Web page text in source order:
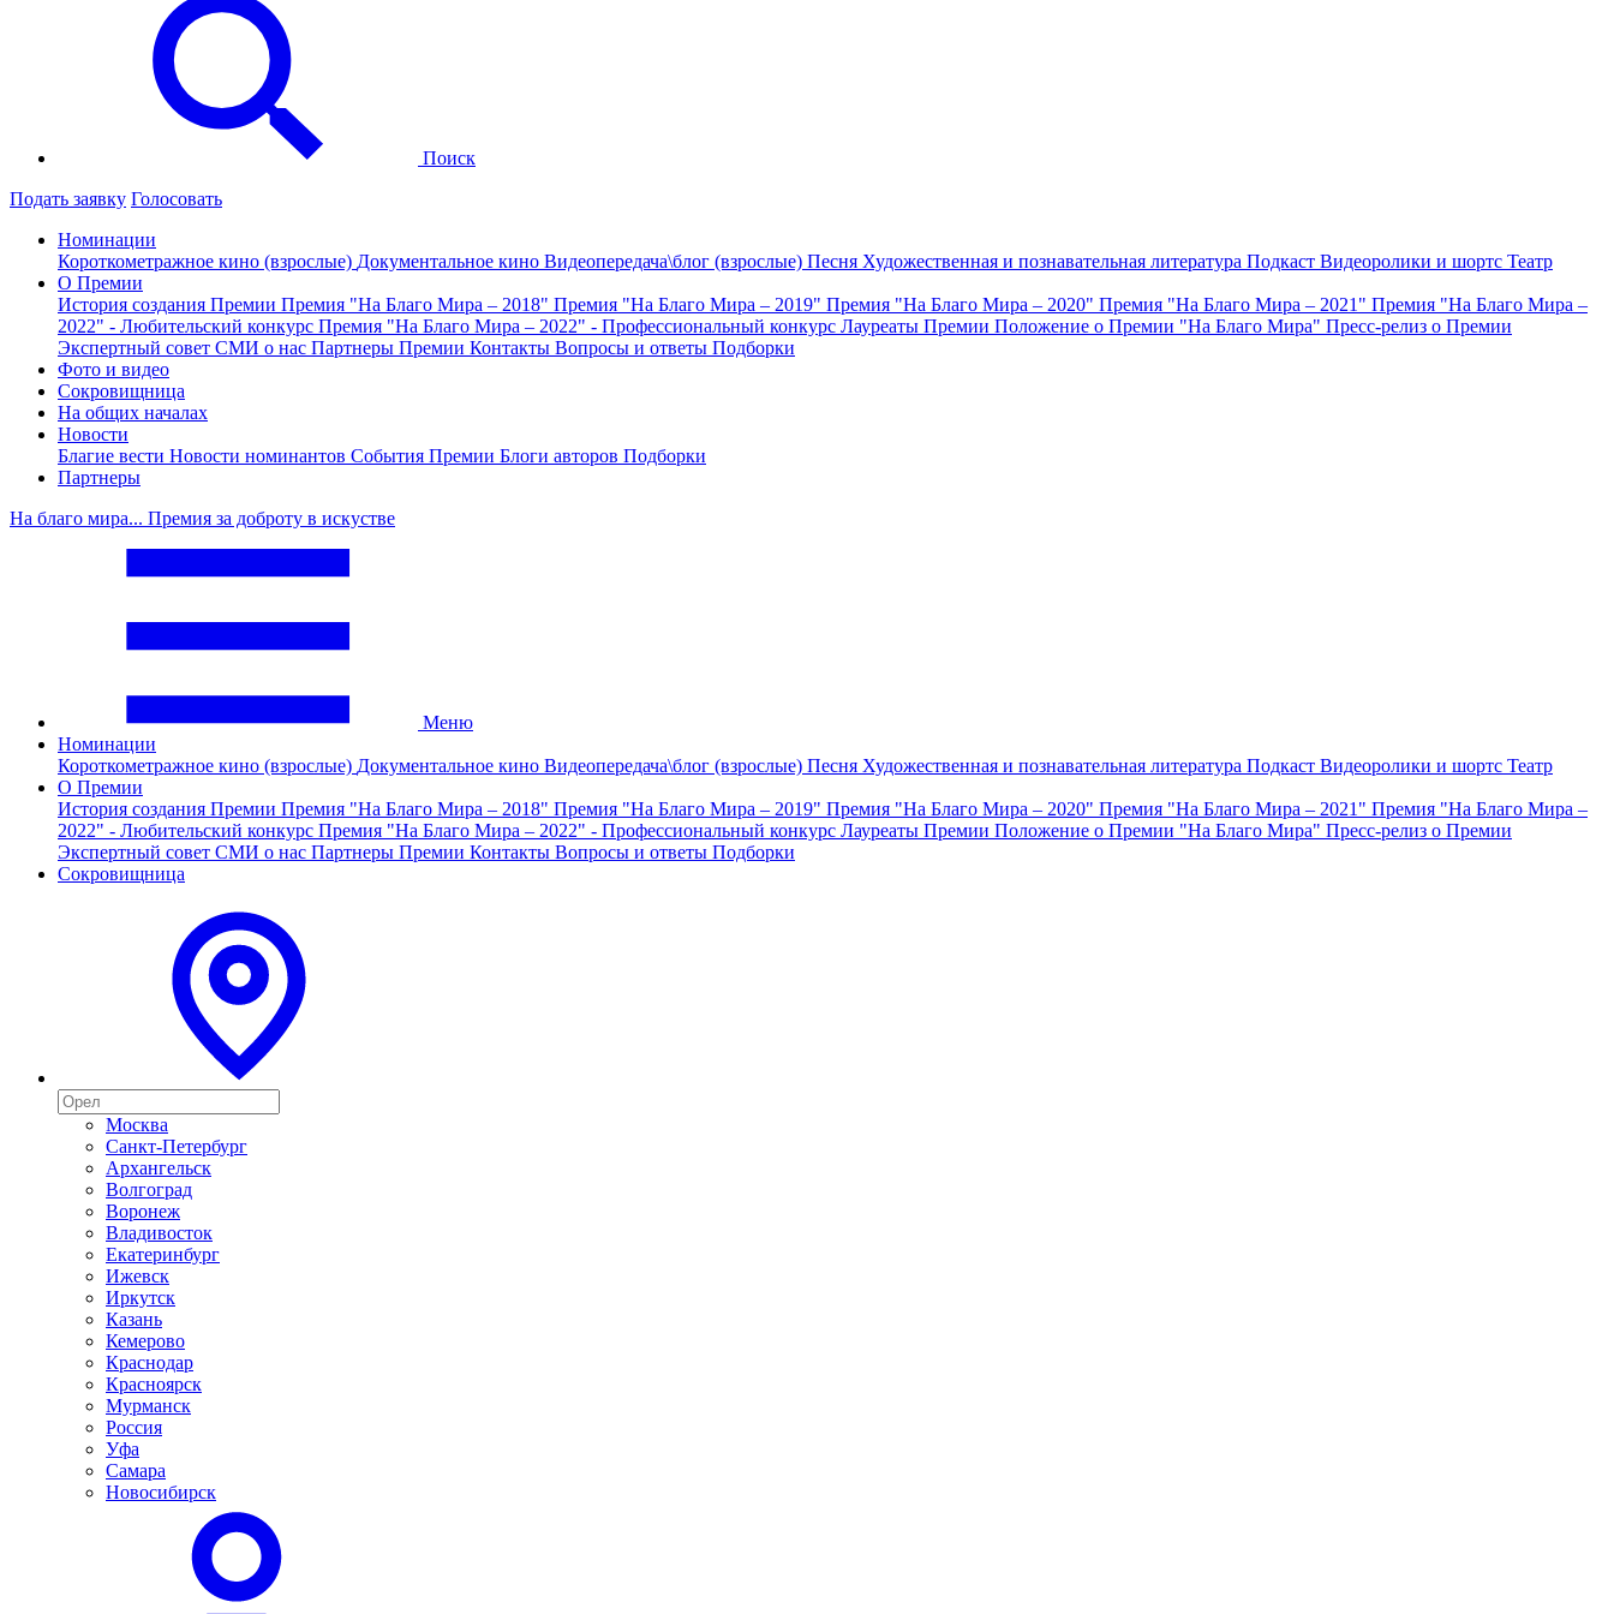
Поиск
Подать заявку Голосовать
Номинации
Короткометражное кино (взрослые) Документальное кино Видеопередача\блог (взрослые) Песня Художественная и познавательная литература Подкаст Видеоролики и шортс Театр
О Премии
История создания Премии Премия "На Благо Мира – 2018" Премия "На Благо Мира – 2019" Премия "На Благо Мира – 2020" Премия "На Благо Мира – 2021" Премия "На Благо Мира –
2022" - Любительский конкурс Премия "На Благо Мира – 2022" - Профессиональный конкурс Лауреаты Премии Положение о Премии "На Благо Мира" Пресс-релиз о Премии
Экспертный совет СМИ о нас Партнеры Премии Контакты Вопросы и ответы Подборки
Фото и видео
Сокровищница
На общих началах
Новости
Благие вести Новости номинантов События Премии Блоги авторов Подборки
Партнеры
На благо мира... Премия за доброту в искустве
Меню
Номинации
Короткометражное кино (взрослые) Документальное кино Видеопередача\блог (взрослые) Песня Художественная и познавательная литература Подкаст Видеоролики и шортс Театр
О Премии
История создания Премии Премия "На Благо Мира – 2018" Премия "На Благо Мира – 2019" Премия "На Благо Мира – 2020" Премия "На Благо Мира – 2021" Премия "На Благо Мира –
2022" - Любительский конкурс Премия "На Благо Мира – 2022" - Профессиональный конкурс Лауреаты Премии Положение о Премии "На Благо Мира" Пресс-релиз о Премии
Экспертный совет СМИ о нас Партнеры Премии Контакты Вопросы и ответы Подборки
Сокровищница
Москва
Санкт-Петербург
Архангельск
Волгоград
Воронеж
Владивосток
Екатеринбург
Ижевск
Иркутск
Казань
Кемерово
Краснодар
Красноярск
Мурманск
Россия
Уфа
Самара
Новосибирск